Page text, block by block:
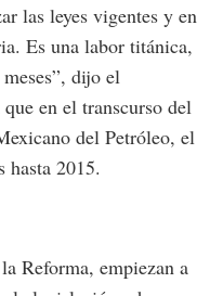
las leyes vigentes y en
Es una labor titánica,
dijo el
en el transcurso del
del Petróleo, el
hasta 2015.
Reforma, empiezan a